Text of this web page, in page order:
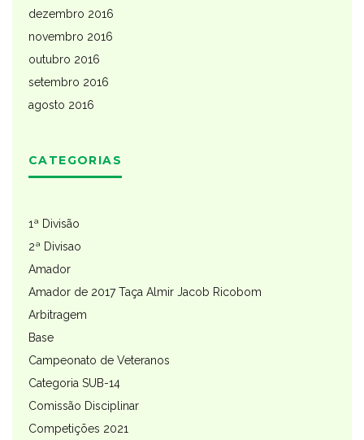
dezembro 2016
novembro 2016
outubro 2016
setembro 2016
agosto 2016
CATEGORIAS
1ª Divisão
2ª Divisao
Amador
Amador de 2017 Taça Almir Jacob Ricobom
Arbitragem
Base
Campeonato de Veteranos
Categoria SUB-14
Comissão Disciplinar
Competições 2021